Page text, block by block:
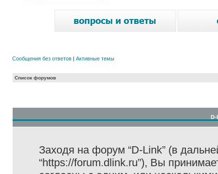
Сообщения без ответов | Активные темы
Список форумов
D-
Заходя на форум “D-Link” (в
“https://forum.dlink.ru”), Вы